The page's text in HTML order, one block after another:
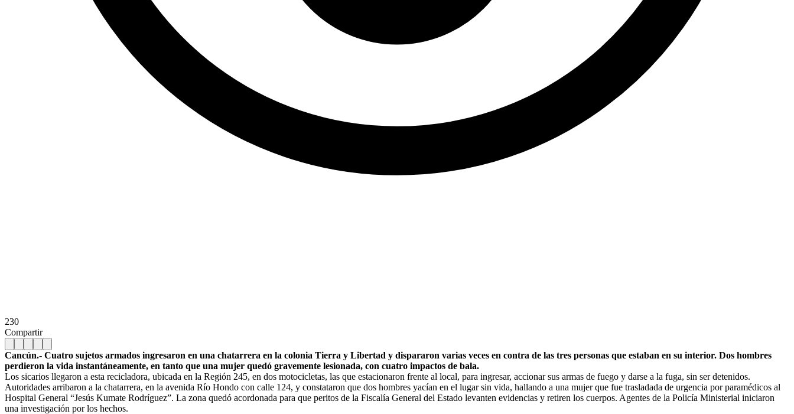
230
Compartir
Cancún.- Cuatro sujetos armados ingresaron en una chatarrera en la colonia Tierra y Libertad y dispararon varias veces en contra de las tres personas que estaban en su interior. Dos hombres
perdieron la vida instantáneamente, en tanto que una mujer quedó gravemente lesionada, con cuatro impactos de bala.
Los sicarios llegaron a esta recicladora, ubicada en la Región 245, en dos motocicletas, las que estacionaron frente al local, para ingresar, accionar sus armas de fuego y darse a la fuga, sin ser detenidos.
Autoridades arribaron a la chatarrera, en la avenida Río Hondo con calle 124, y constataron que dos hombres yacían en el lugar sin vida, hallando a una mujer que fue trasladada de urgencia por paramédicos al
Hospital General “Jesús Kumate Rodríguez”. La zona quedó acordonada para que peritos de la Fiscalía General del Estado levanten evidencias y retiren los cuerpos. Agentes de la Policía Ministerial iniciaron
una investigación por los hechos.